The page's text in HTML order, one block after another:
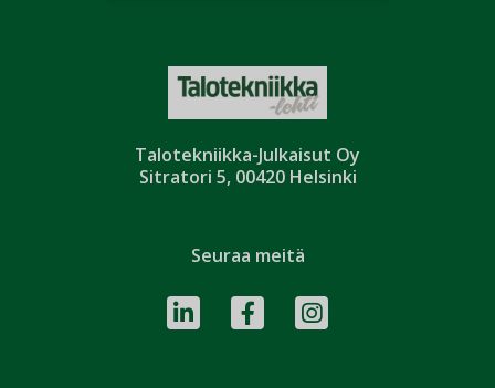
Talotekniikka-Julkaisut Oy
Sitratori 5, 00420 Helsinki
Seuraa meitä